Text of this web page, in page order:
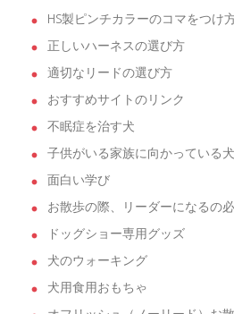
HS製ピンチカラーのコマをつけ
正しいハーネスの選び方
適切なリードの選び方
おすすめサイトのリンク
不眠症を治す犬
子供がいる家族に向かっている
面白い学び
お散歩の際、リーダーになるの
ドッグショー専用グッズ
犬のウォーキング
犬用食用おもちゃ